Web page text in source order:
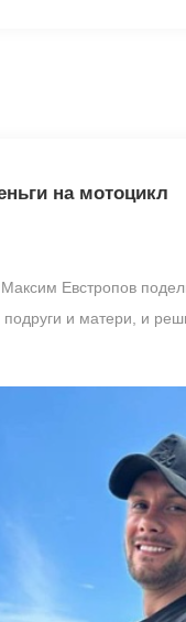
на мотоцикл
Евстропов
и матери, и